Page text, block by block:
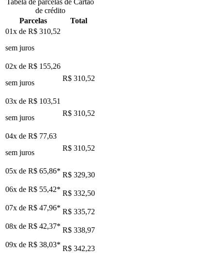
de crédito
Parcelas
Total
01x de R$ 310,52
sem juros
02x de R$ 155,26
sem juros
R$ 310,52
03x de R$ 103,51
sem juros
R$ 310,52
04x de R$ 77,63
sem juros
R$ 310,52
05x de R$ 65,86* R$ 329,30
06x de R$ 55,42* R$ 332,50
07x de R$ 47,96* R$ 335,72
08x de R$ 42,37* R$ 338,97
09x de R$ 38,03* R$ 342,23